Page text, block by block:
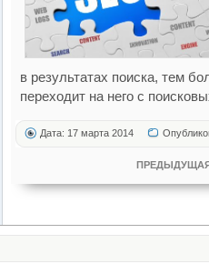
в результатах поиска, тем
переходит на него с
Дата: 17 марта 2014